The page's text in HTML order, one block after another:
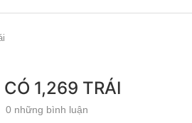
1,269 TRÁI
0 những bình luận